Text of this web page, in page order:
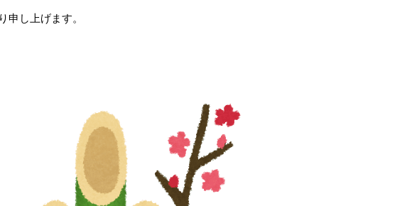
申し上げます。